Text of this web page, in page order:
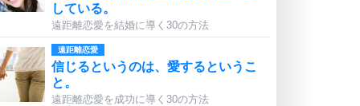
している。
遠距離恋愛を結婚に導く30の方法
遠距離恋愛
信じるというのは、愛するというこ
と。
遠距離恋愛を成功に導く30の方法